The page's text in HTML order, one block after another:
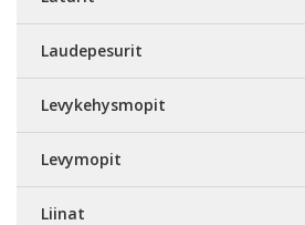
Laudepesurit
Levykehysmopit
Levymopit
Liinat